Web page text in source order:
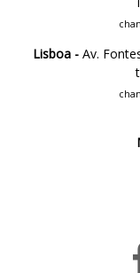
Lisboa - Av.